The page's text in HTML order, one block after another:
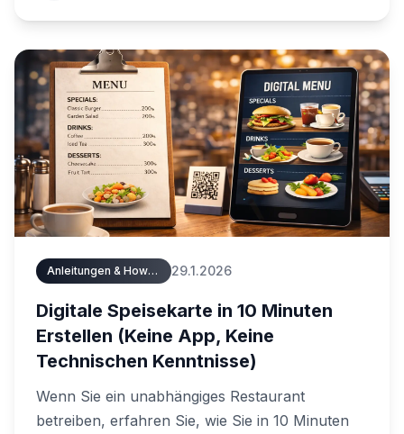
Anleitungen & How-Tos 29.1.2026
Digitale Speisekarte in 10 Minuten
Erstellen (Keine App, Keine
Technischen Kenntnisse)
Wenn Sie ein unabhängiges Restaurant
betreiben, erfahren Sie, wie Sie in 10 Minuten